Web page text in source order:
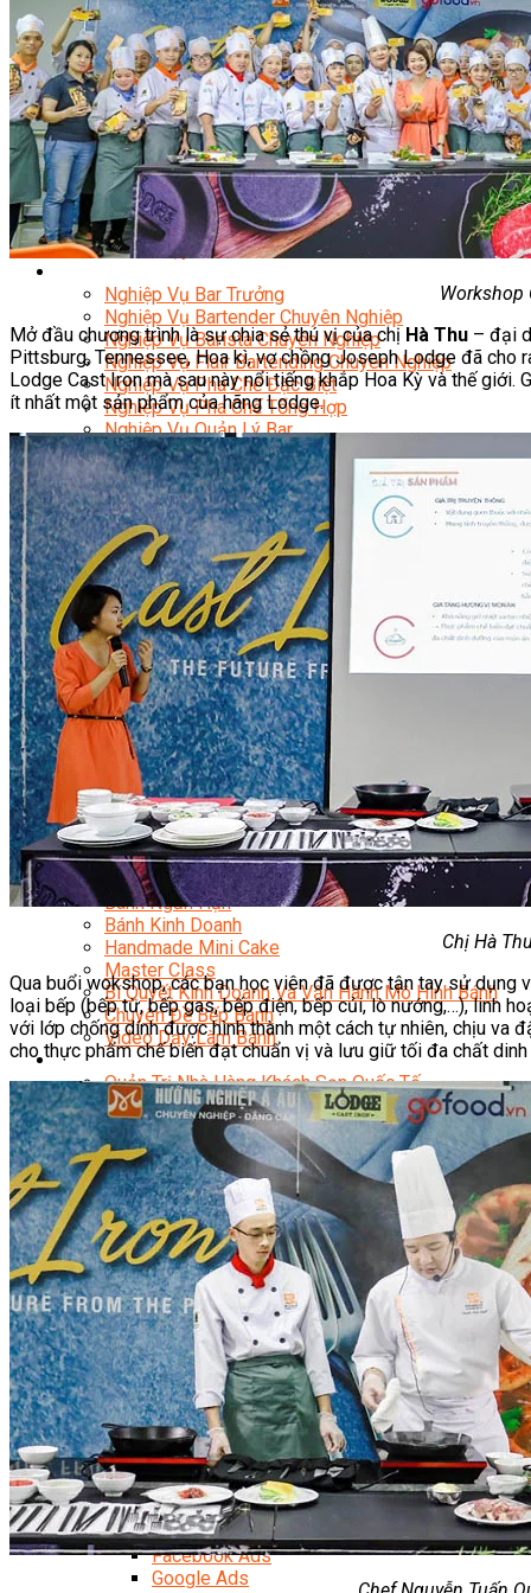
Điểm Tâm Hồng Kông
Eat Clean
Food Stylist
Master Class
Bếp Gia Đình
Học Nấu Ăn Mở Quán
Chuyên Đề Bếp Nóng
Khởi Sự Kinh Doanh Ngành F&B
Khởi Sự Kinh Doanh Nhà Hàng
Bí Quyết Kinh Doanh và Vận Hành Mô Hình Ẩm Thực
Video Dạy Nấu Ăn
Nghiệp Vụ Bar Trưởng
Nghiệp Vụ Bartender Chuyên Nghiệp
Nghiệp Vụ Barista Chuyên Nghiệp
Nghiệp Vụ Flair Bartending Chuyên Nghiệp
Nghiệp Vụ Pha Chế Đặc Biệt
Nghiệp Vụ Pha Chế Tổng Hợp
Nghiệp Vụ Quản Lý Bar
Chuyên Gia Cà Phê
Cà Phê Pha Máy
Khởi Sự Kinh Doanh Cafe – Chuỗi Cafe
Bí Quyết Khởi Nghiệp Mô Hình Đồ Uống
Kinh Doanh Mô Hình Đồ Uống Thịnh Hành
Kinh Doanh Chuỗi Và Nhượng Quyền
Tiếng Anh Chuyên Ngành Pha Chế
Học Làm Kem
Học Pha Chế Trà Sữa
Chuyên Đề Pha Chế
Video Dạy Pha Chế
Làm Bánh
Nghiệp Vụ Bếp Trưởng Bếp Bánh
Nghiệp Vụ Bếp Bánh Quốc Tế
Nghiệp Vụ Quản Lý Bếp Bánh
Nghiệp Vụ Bánh Kem
Bánh Việt
Bánh Nhật
Bánh Mì Nâng Cao
Bánh Đài Loan
Bánh Ngắn Hạn
Bánh Kinh Doanh
Handmade Mini Cake
Master Class
Bí Quyết Kinh Doanh Và Vận Hành Mô Hình Bánh
Chuyên Đề Bếp Bánh
Video Dạy Làm Bánh
Quản Trị NHKS
Quản Trị Nhà Hàng Khách Sạn Quốc Tế
Nghiệp Vụ Quản Lý NH-KS
Quản Lý Nhà Hàng Chuyên Nghiệp
Quản Lý Khách Sạn Chuyên Nghiệp
Nghiệp Vụ Quản Lý Nhà Hàng
Nghiệp Vụ Lễ Tân Chuyên Nghiệp
Giám Đốc Điều Hành Nhà Hàng
Tiếng Anh Nhà Hàng Khách Sạn
Khởi Sự Kinh Doanh Khách Sạn
Khởi Sự Kinh Doanh Nhà Hàng
Khởi Sự Kinh Doanh Khách Sạn Mini – Homestay –
Kiến Thức & Kỹ Năng Ngành NH – KS
Marketing
Digital Marketing
Giám Đốc Digital Marketing
Chuyên Viên Social Media
Tiktok Marketing – Tiktok Ads
Thương Mại Điện Tử – Kinh Doanh Thực
Facebook Marketing
Search Engine Optimization (SEO)
Quản Trị Fanpage
Facebook Ads
Google Ads
Workshop
Mở đầu chương trình là sự chia sẻ thú vị của chị Hà Thu – đại
Pittsburg, Tennessee, Hoa kì, vợ chồng Joseph Lodge đã cho
Lodge Cast Iron mà sau này nổi tiếng khắp Hoa Kỳ và thế
ít nhất một sản phẩm của hãng Lodge.
Chị Hà
Qua buổi wokshop, các bạn học viên đã được tận tay sử dụng
loại bếp (bếp từ, bếp gas, bếp điện, bếp củi, lò nướng,…), linh
với lớp chống dính được hình thành một cách tự nhiên, chịu va
cho thực phẩm chế biến đạt chuẩn vị và lưu giữ tối đa chất